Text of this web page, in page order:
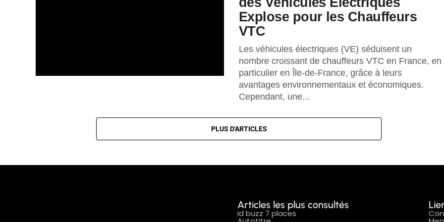
Explose pour les Chauffeurs
VTC
Les véhicules électriques (VE) séduisent un
nombre croissant de chauffeurs VTC en France, en
particulier en Île-de-France, grâce à leurs
avantages environnementaux et économiques.
Cependant, une...
Articles les plus consultés
Id buzz 7 places